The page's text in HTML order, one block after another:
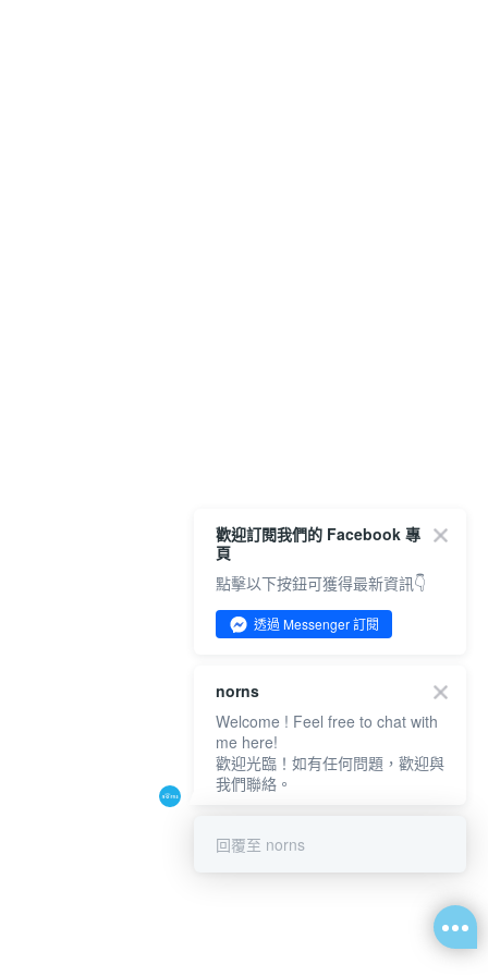
歡迎訂閱我們的 Facebook 專
頁
點擊以下按鈕可獲得最新資訊👇
透過 Messenger 訂閱
norns
Welcome ! Feel free to chat with
me here!
歡迎光臨！如有任何問題，歡迎與
我們聯絡。
回覆至 norns